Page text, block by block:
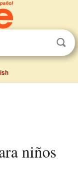
niños